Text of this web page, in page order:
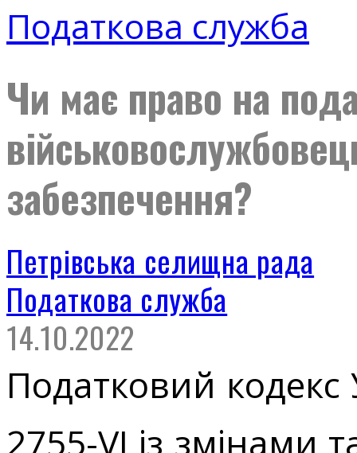
Податкова служба
Чи має право на
забезпечення?
Петрівська селищна рада
Податкова служба
14.10.2022
Податковий кодекс
2755-VІ із